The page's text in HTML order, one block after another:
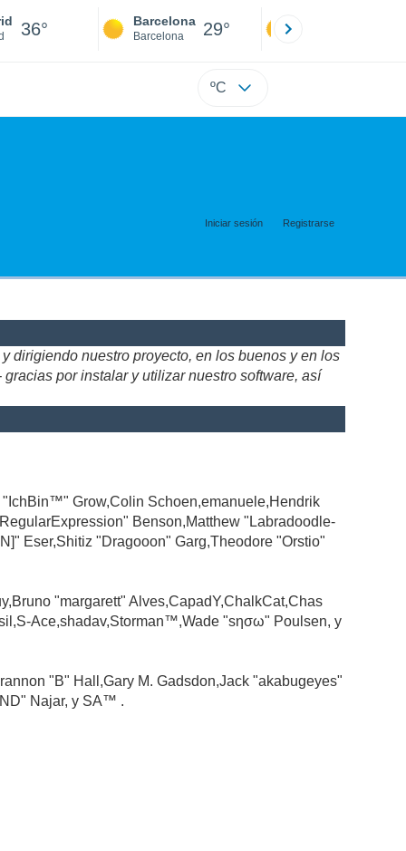
36° Barcelona
Barcelona 29°
ºC
Iniciar sesión Registrarse
dirigiendo nuestro proyecto, en los buenos y en los
por instalar y utilizar nuestro software, así
Grow,Colin Schoen,emanuele,Hendrik
Benson,Matthew "Labradoodle-
Eser,Shitiz "Dragooon" Garg,Theodore "Orstio"
"margarett" Alves,CapadY,ChalkCat,Chas
Ace,shadav,Storman™,Wade "sησω" Poulsen, y
"B" Hall,Gary M. Gadsdon,Jack "akabugeyes"
Najar, y SA™ .